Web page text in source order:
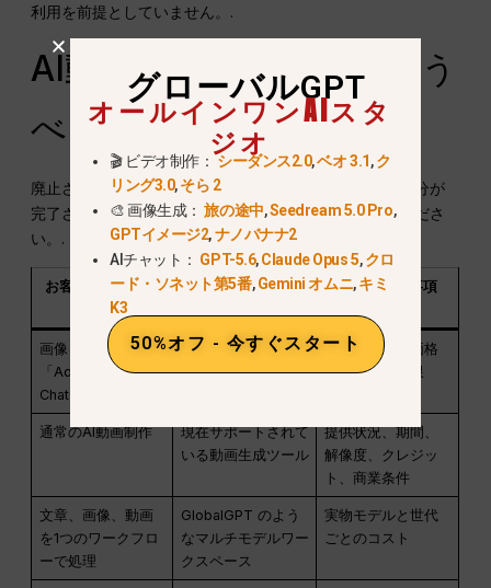
利用を前提としていません。.
AI動画の代わりに何を使う
べきか？
廃止されたサブスクリプション特典の名称ではなく、自分が
完了させる必要がある仕事の内容に基づいて選択してくださ
い。.
お客様の主なニー
実用的な選択 確認すべき事項
画像を時折交えた
「Advanced
ChatGPT」の作業
ChatGPT Plus
現在の地域別価格
および利用制限
通常のAI動画制作
現在サポートされて
いる動画生成ツール
提供状況、期間、
解像度、クレジッ
ト、商業条件
文章、画像、動画
を1つのワークフロ
ーで処理
GlobalGPT のよう
なマルチモデルワー
クスペース
実物モデルと世代
ごとのコスト
グローバルGPT
オールインワンAIスタ
ジオ
🎬 ビデオ制作：シーダンス2.0,ベオ 3.1,ク
リング3.0,そら 2
🎨 画像生成：旅の途中,Seedream 5.0 Pro,
GPTイメージ2,ナノバナナ2
AIチャット： GPT-5.6,Claude Opus 5,クロ
ード・ソネット第5番,Gemini オムニ,キミ
K3
50%オフ - 今すぐスタート